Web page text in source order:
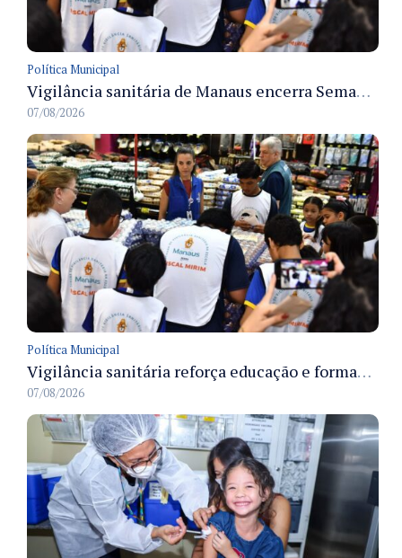
Política Municipal
Vigilância sanitária de Manaus encerra Semana da Vigilância com painel para médicos recém-formados e projeto Fiscal Mirim
07/08/2026
Política Municipal
Vigilância sanitária reforça educação e formação de médicos em Manaus na Semana da Vigilância 2026
07/08/2026